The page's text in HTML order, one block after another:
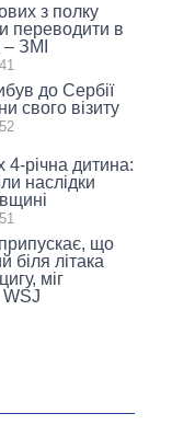
з полку
переводити в
– ЗМІ
до Сербії
свого візиту
4-річна дитина:
наслідки
що
біля літака
міг